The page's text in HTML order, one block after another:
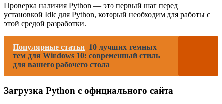
Проверка наличия Python — это первый шаг перед
установкой Idle для Python, который необходим для работы с
этой средой разработки.
Популярные статьи 10 лучших темных
тем для Windows 10: современный стиль
для вашего рабочего стола
Загрузка Python с официального сайта